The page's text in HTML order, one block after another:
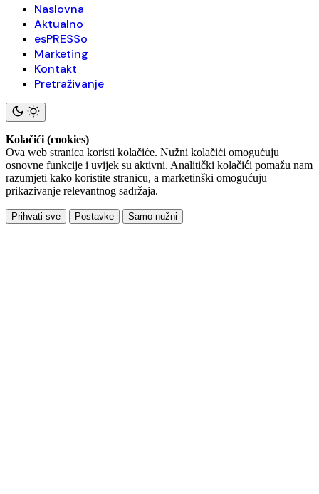
Naslovna
Aktualno
esPRESSo
Marketing
Kontakt
Pretraživanje
Kolačići (cookies)
Ova web stranica koristi kolačiće. Nužni kolačići omogućuju
osnovne funkcije i uvijek su aktivni. Analitički kolačići pomažu nam
razumjeti kako koristite stranicu, a marketinški omogućuju
prikazivanje relevantnog sadržaja.
Prihvati sve Postavke Samo nužni